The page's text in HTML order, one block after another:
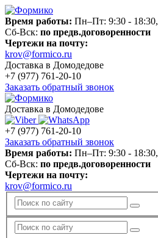
Время работы: Пн–Пт: 9:30 - 18:30,
Сб-Вск: по предв.договоренности
Чертежи на почту:
krov@formico.ru
Доставка в Домодедове
+7 (977) 761-20-10
Заказать обратный звонок
Доставка в Домодедове
+7 (977) 761-20-10
Заказать обратный звонок
Время работы: Пн–Пт: 9:30 - 18:30,
Сб-Вск: по предв.договоренности
Чертежи на почту:
krov@formico.ru